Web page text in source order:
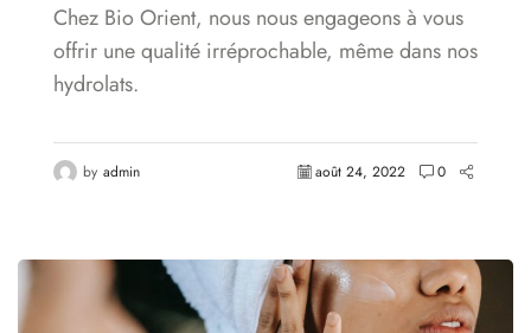
Chez Bio Orient, nous nous engageons à vous
offrir une qualité irréprochable, même dans nos
hydrolats.
by admin août 24, 2022 0